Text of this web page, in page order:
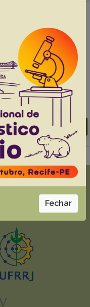
of
Blastocerus
J.R.
Silva T.A.
Dutra I.S.
Go to 44(0), 2024
Fechar